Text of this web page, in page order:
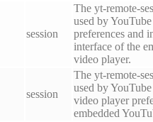
session
The yt-remote-
used by
preferences and
interface of the
video player.
session
The yt-remote-
used by
video player
embedded